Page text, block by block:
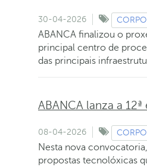
30-04-2026
ABANCA finalizou o
principal centro de
das principais
ABANCA lanza a
08-04-2026
Nesta nova
propostas tecnolóxicas